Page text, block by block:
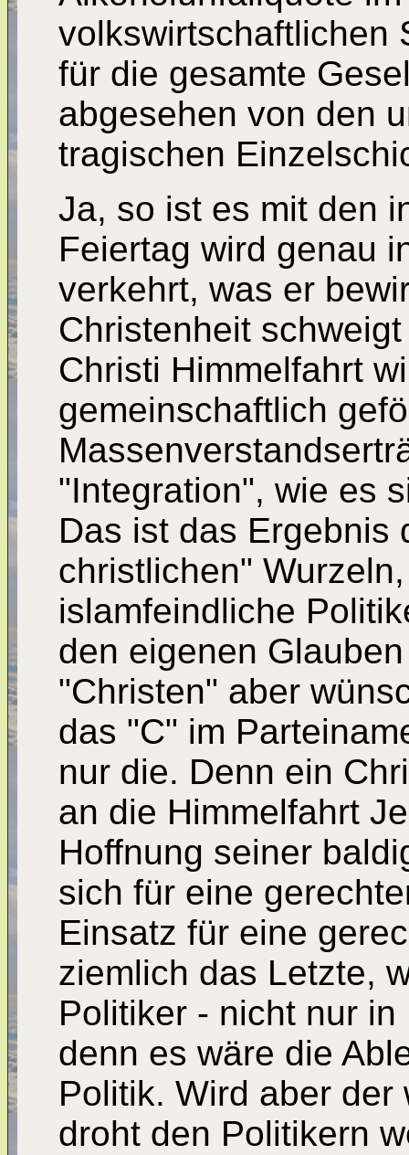
volkswirtschaftlichen
für die gesamte
abgesehen von den
tragischen
Ja, so ist es mit den
Feiertag wird genau
verkehrt, was er
Christenheit
Christi Himmelfahrt
gemeinschaftlich
"Integration", wie es
Das ist das Ergebnis
christlichen"
islamfeindliche
den eigenen
"Christen" aber
das "C" im
nur die. Denn ein
an die Himmelfahrt
Hoffnung seiner
sich für eine
Einsatz für eine
ziemlich das Letzte,
Politiker - nicht nur
denn es wäre die
Politik. Wird aber
droht den Politikern